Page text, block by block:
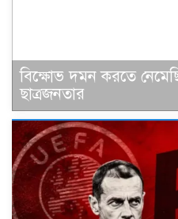
বিক্ষোভ দমন করতে
ছাত্রজনতার